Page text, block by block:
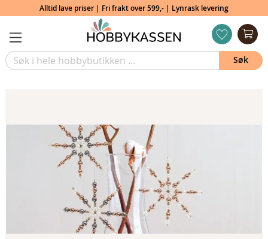
Alltid lave priser | Fri frakt over 599,- | Lynrask levering
Søk
ønskeliste